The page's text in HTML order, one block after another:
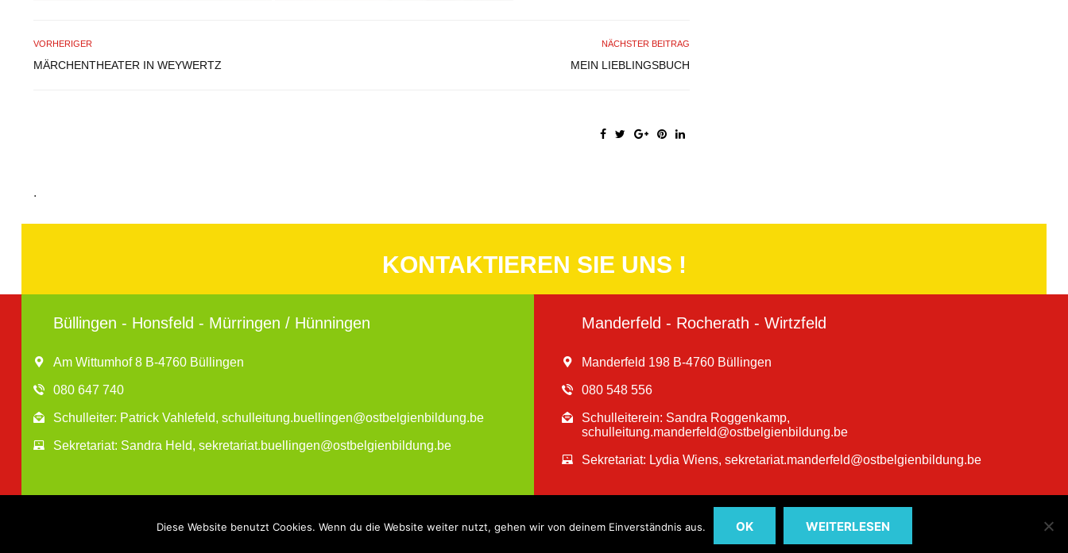
VORHERIGER
MÄRCHENTHEATER IN WEYWERTZ
NÄCHSTER BEITRAG
MEIN LIEBLINGSBUCH
.
KONTAKTIEREN SIE UNS !
Büllingen - Honsfeld - Mürringen / Hünningen
Am Wittumhof 8 B-4760 Büllingen
080 647 740
Schulleiter: Patrick Vahlefeld, schulleitung.buellingen@ostbelgienbildung.be
Sekretariat: Sandra Held, sekretariat.buellingen@ostbelgienbildung.be
Manderfeld - Rocherath - Wirtzfeld
Manderfeld 198 B-4760 Büllingen
080 548 556
Schulleiterein: Sandra Roggenkamp,
schulleitung.manderfeld@ostbelgienbildung.be
Sekretariat: Lydia Wiens, sekretariat.manderfeld@ostbelgienbildung.be
Website by Indigo Impressum - © 2019 Gemeindeschulen Büllingen
Diese Website benutzt Cookies. Wenn du die Website weiter nutzt, gehen wir von deinem Einverständnis aus. OK WEITERLESEN